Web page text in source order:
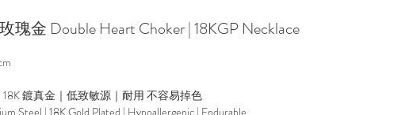
瑰金 Double Heart Choker | 18KGP Necklace
鍍真金｜低致敏源｜耐用 不容易掉色
Steel | 18K Gold Plated | Hypoallergenic | Endurable